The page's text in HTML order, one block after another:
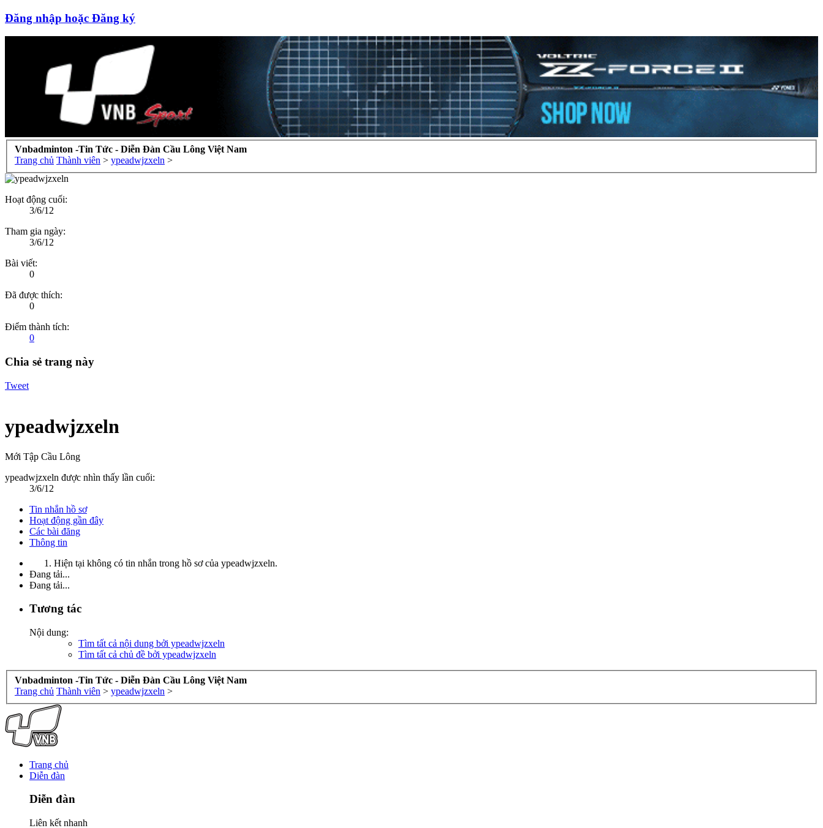
Đăng nhập hoặc Đăng ký
Vnbadminton -Tin Tức - Diễn Đàn Cầu Lông Việt Nam
Trang chủ Thành viên > ypeadwjzxeln >
Hoạt động cuối:
3/6/12
Tham gia ngày:
3/6/12
Bài viết:
0
Đã được thích:
0
Điểm thành tích:
0
Chia sẻ trang này
Tweet
ypeadwjzxeln
Mới Tập Cầu Lông
ypeadwjzxeln được nhìn thấy lần cuối:
3/6/12
Tin nhắn hồ sơ
Hoạt động gần đây
Các bài đăng
Thông tin
Hiện tại không có tin nhắn trong hồ sơ của ypeadwjzxeln.
Đang tải...
Đang tải...
Tương tác
Nội dung:
Tìm tất cả nội dung bởi ypeadwjzxeln
Tìm tất cả chủ đề bởi ypeadwjzxeln
Vnbadminton -Tin Tức - Diễn Đàn Cầu Lông Việt Nam
Trang chủ Thành viên > ypeadwjzxeln >
Trang chủ
Diễn đàn
Diễn đàn
Liên kết nhanh